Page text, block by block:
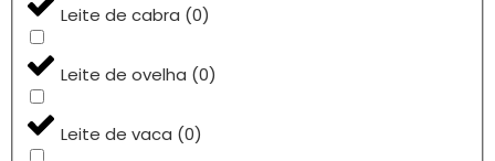
Leite de cabra (0)
Leite de ovelha (0)
Leite de vaca (0)